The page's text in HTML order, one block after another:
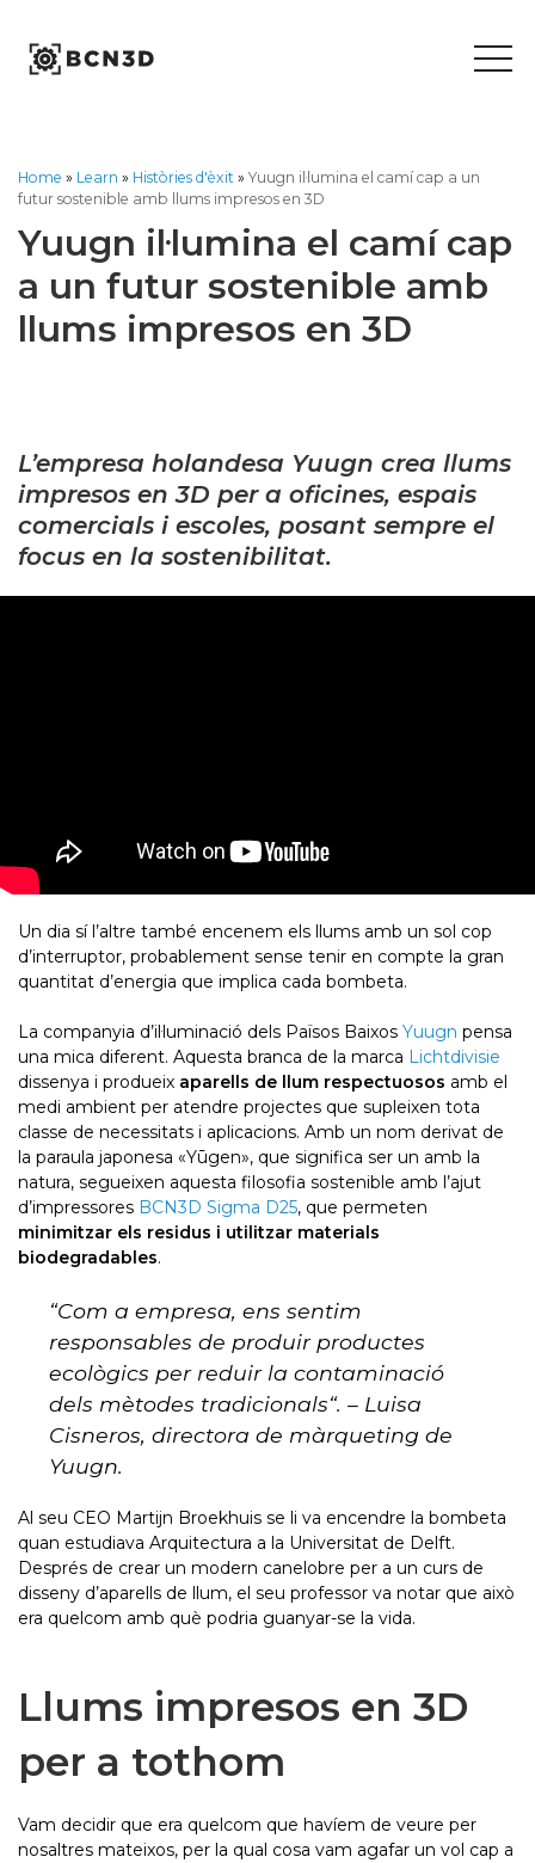
content
Home » Learn » Històries d'èxit » Yuugn il·lumina el camí cap a un
futur sostenible amb llums impresos en 3D
Yuugn il·lumina el camí cap
a un futur sostenible amb
llums impresos en 3D
L’empresa holandesa Yuugn crea llums
impresos en 3D per a oficines, espais
comercials i escoles, posant sempre el
focus en la sostenibilitat.
Un dia sí l’altre també encenem els llums amb un sol cop
d’interruptor, probablement sense tenir en compte la gran
quantitat d’energia que implica cada bombeta.
La companyia d’il·luminació dels Països Baixos Yuugn pensa
una mica diferent. Aquesta branca de la marca Lichtdivisie
dissenya i produeix aparells de llum respectuosos amb el
medi ambient per atendre projectes que supleixen tota
classe de necessitats i aplicacions. Amb un nom derivat de
la paraula japonesa «Yūgen», que significa ser un amb la
natura, segueixen aquesta filosofia sostenible amb l’ajut
d’impressores BCN3D Sigma D25, que permeten
minimitzar els residus i utilitzar materials
biodegradables.
“Com a empresa, ens sentim
responsables de produir productes
ecològics per reduir la contaminació
dels mètodes tradicionals“. – Luisa
Cisneros, directora de màrqueting de
Yuugn.
Al seu CEO Martijn Broekhuis se li va encendre la bombeta
quan estudiava Arquitectura a la Universitat de Delft.
Després de crear un modern canelobre per a un curs de
disseny d’aparells de llum, el seu professor va notar que això
era quelcom amb què podria guanyar-se la vida.
Llums impresos en 3D
per a tothom
Vam decidir que era quelcom que havíem de veure per
nosaltres mateixos, per la qual cosa vam agafar un vol cap a